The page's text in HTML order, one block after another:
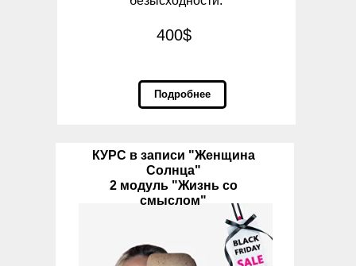
КУРС в записи "Женщина
Солнца"
2 модуль "Жизнь со
смыслом"
Подробнее
400$